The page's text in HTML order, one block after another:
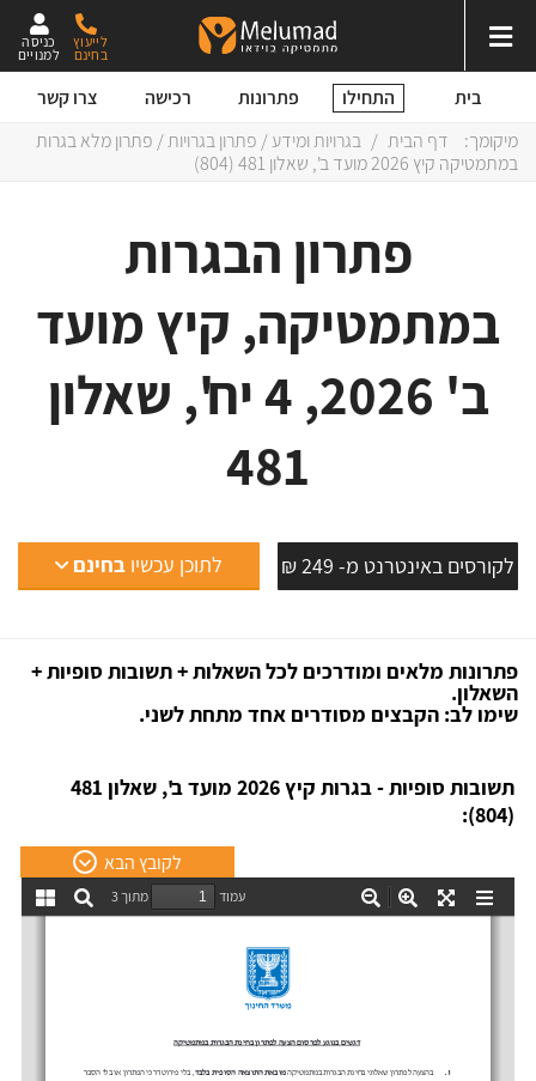
כניסה
למנויים
לייעוץ
בחינם
בית התחילו פתרונות רכישה צרו קשר
פתרון הבגרות
במתמטיקה, קיץ מועד
ב' 2026, 4 יח', שאלון
481
לקורסים באינטרנט מ- 249 ₪ לתוכן עכשיובחינם
מיקומך: דף הבית / בגרויות ומידע/ פתרון בגרויות/ פתרון מלא בגרות
במתמטיקה קיץ 2026 מועד ב', שאלון 481 (804)
פתרונות מלאים ומודרכים לכל השאלות + תשובות סופיות +
השאלון.
שימו לב: הקבצים מסודרים אחד מתחת לשני.
תשובות סופיות - בגרות קיץ 2026 מועד ב', שאלון 481
(804):
לקובץ הבא